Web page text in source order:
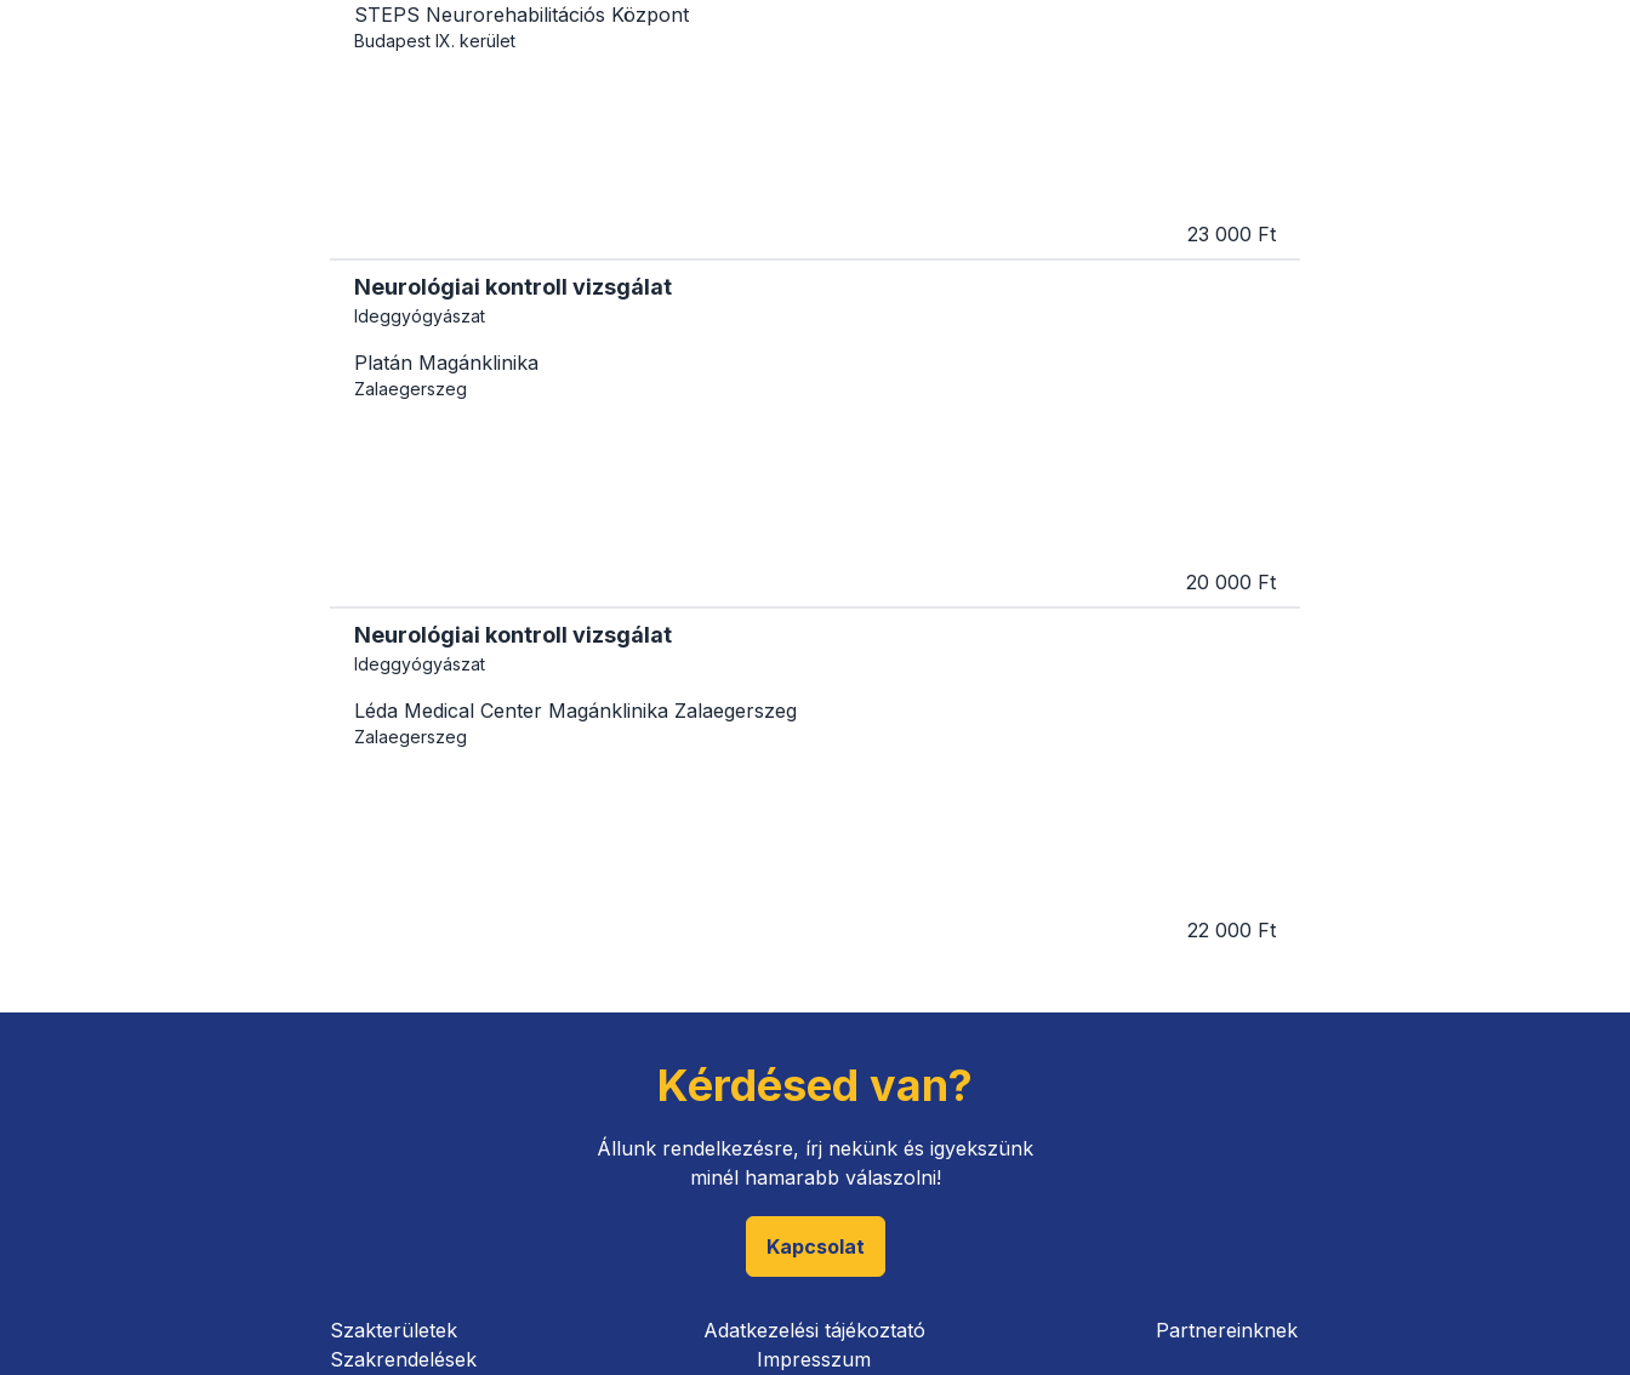
STEPS Neurorehabilitációs Központ
Budapest IX. kerület
23 000 Ft
Neurológiai kontroll vizsgálat
Ideggyógyászat
Platán Magánklinika
Zalaegerszeg
20 000 Ft
Neurológiai kontroll vizsgálat
Ideggyógyászat
Léda Medical Center Magánklinika Zalaegerszeg
Zalaegerszeg
22 000 Ft
Kérdésed van?
Állunk rendelkezésre, írj nekünk és igyekszünk
minél hamarabb válaszolni!
Kapcsolat
Szakterületek
Szakrendelések
Adatkezelési tájékoztató
Impresszum
Partnereinknek